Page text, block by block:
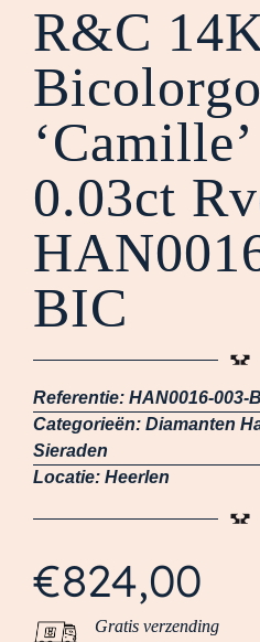
R&C
0.03ct
BIC
Referentie: HAN0016-003-
Categorieën: Diamanten
Sieraden
Locatie: Heerlen
€824,00
Gratis verzending